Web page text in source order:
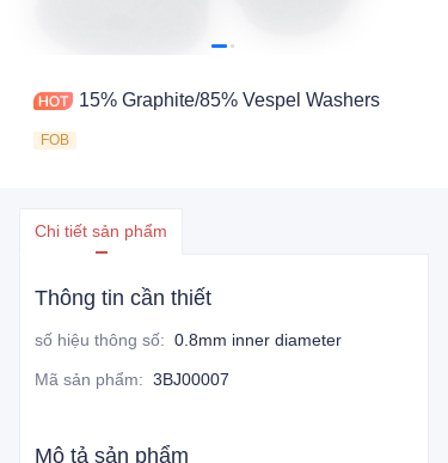
15% Graphite/85% Vespel Washers
FOB
Chi tiết sản phẩm
Thông tin cần thiết
số hiệu thông số: 0.8mm inner diameter
Mã sản phẩm: 3BJ00007
Mô tả sản phẩm